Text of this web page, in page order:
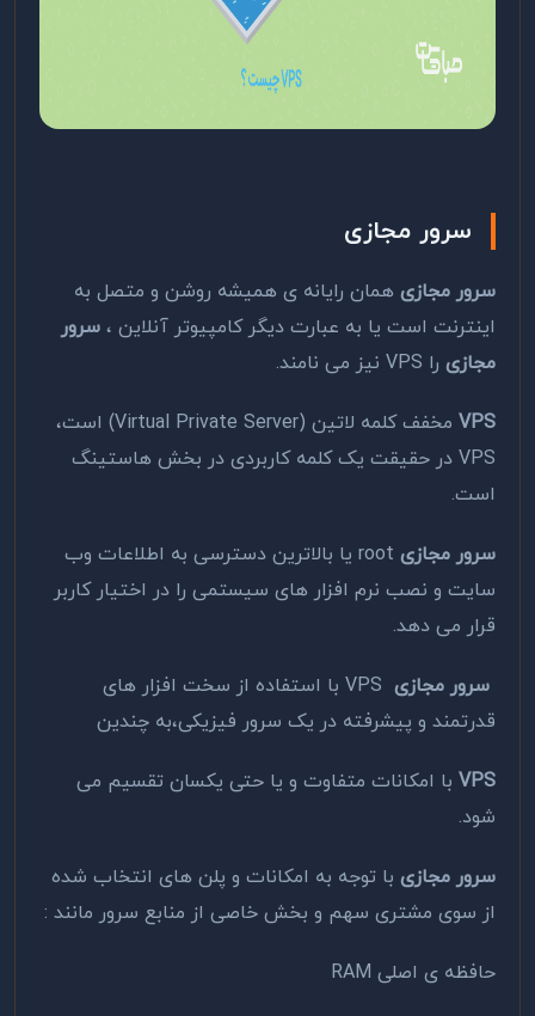
سرور مجازی
سرور مجازی همان رایانه ی همیشه روشن و متصل به
اینترنت است یا به عبارت دیگر کامپیوتر آنلاین ، سرور
مجازی را VPS نیز می نامند.
VPS
مخفف کلمه لاتین (Virtual Private Server) است،
VPS در حقیقت یک کلمه کاربردی در بخش هاستینگ
است.
سرور مجازی
root یا بالاترین دسترسی به اطلاعات وب
سایت و نصب نرم افزار های سیستمی را در اختیار کاربر
قرار می دهد.
سرور مجازی
سخت افزار های
قدرتمند و پیشرفته در یک سرور فیزیکی،به چندین
VPS با امکانات متفاوت و یا حتی یکسان تقسیم می
شود.
سرور مجازی با توجه به امکانات و پلن های انتخاب شده
از سوی مشتری سهم و بخش خاصی از منابع سرور مانند :
حافظه ی اصلی RAM